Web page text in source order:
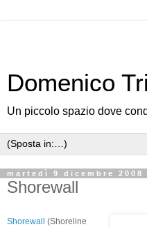
Domenico
Un piccolo spazio dove
martedì 9 dicembre 2008
Shorewall
Shorewall (Shoreline